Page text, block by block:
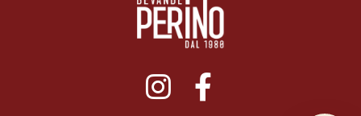
011ENTERPRISE.COM